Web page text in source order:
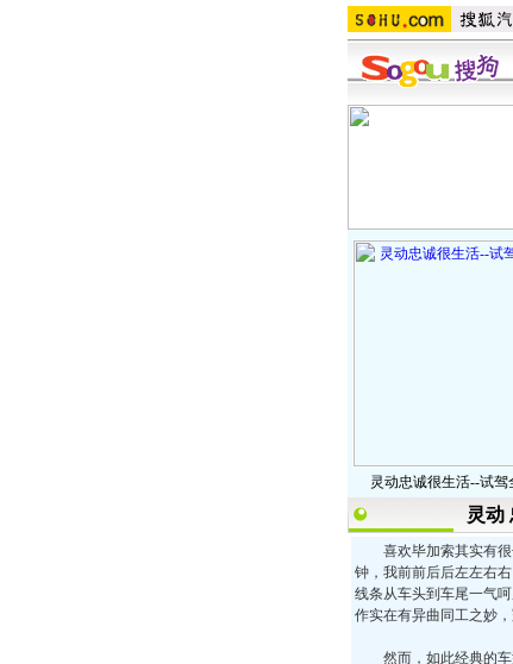
灵动忠诚很生活--试
灵动
喜欢毕加索其实有很
钟，我前前后后左左右
线条从车头到车尾一气
作实在有异曲同工之妙
然而，如此经典的车